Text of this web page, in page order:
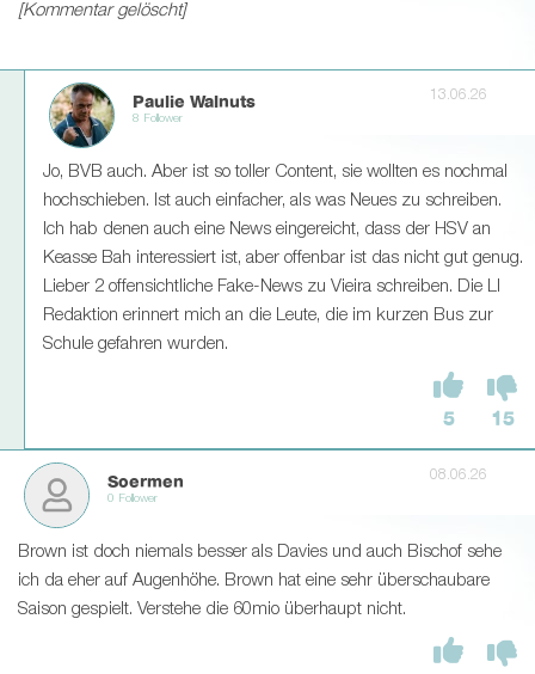
[Kommentar gelöscht]
Paulie Walnuts
8 Follower
13.06.26
Jo, BVB auch. Aber ist so toller Content, sie wollten es nochmal
hochschieben. Ist auch einfacher, als was Neues zu schreiben.
Ich hab denen auch eine News eingereicht, dass der HSV an
Keasse Bah interessiert ist, aber offenbar ist das nicht gut genug.
Lieber 2 offensichtliche Fake-News zu Vieira schreiben. Die LI
Redaktion erinnert mich an die Leute, die im kurzen Bus zur
Schule gefahren wurden.
5 15
Soermen
0 Follower
08.06.26
Brown ist doch niemals besser als Davies und auch Bischof sehe
ich da eher auf Augenhöhe. Brown hat eine sehr überschaubare
Saison gespielt. Verstehe die 60mio überhaupt nicht.